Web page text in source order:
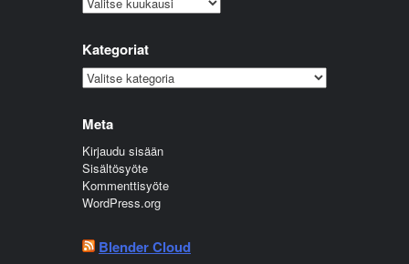
Kategoriat
Kategoriat
Meta
Kirjaudu sisään
Sisältösyöte
Kommenttisyöte
WordPress.org
Blender Cloud